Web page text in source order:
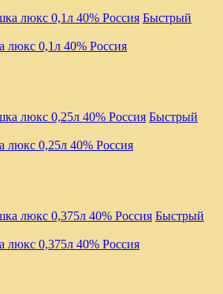
Быстрый
0,1л 40% Россия
Быстрый
0,25л 40% Россия
Быстрый
0,375л 40% Россия